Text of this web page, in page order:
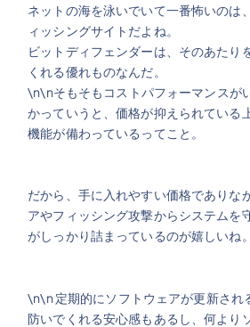
ネットの海を泳いでいて一番怖いのは
ィッシングサイトだよね。
ビットディフェンダーは、そのあたり
くれる優れものなんだ。
\n\nそもそもコストパフォーマンスが
かっていうと、価格が抑えられている
機能が備わっているってこと。
だから、手に入れやすい価格でありな
アやフィッシング攻撃からシステムを
がしっかり詰まっているのが嬉しいね。
\n\n 定期的にソフトウェアが更新され
防いでくれる安心感もあるし、何より